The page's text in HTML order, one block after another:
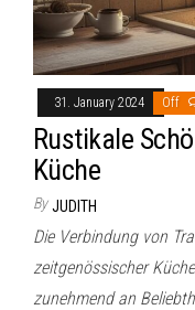
31. January 2024 Off
Rustikale
Küche
By JUDITH
Die Verbindung von
zeitgenössischer
zunehmend an